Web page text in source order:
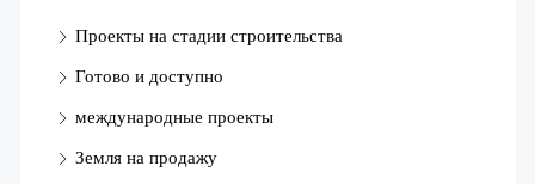
Проекты на стадии строительства
Готово и доступно
международные проекты
Земля на продажу